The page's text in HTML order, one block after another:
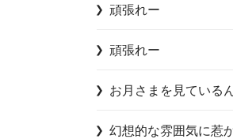
頑張れー
頑張れー
お月さまを見ている
幻想的な雰囲気に惹